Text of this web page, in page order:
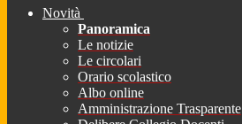
Novità
Panoramica
Le notizie
Le circolari
Orario scolastico
Albo online
Amministrazione Trasparente